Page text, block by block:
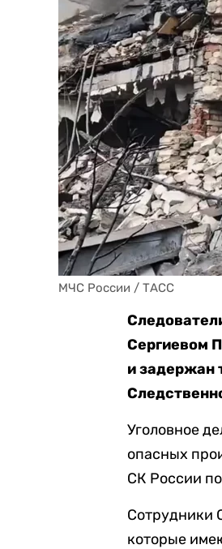
МЧС России / ТАСС
Сергиевом
и задержан
Уголовное
опасных
СК России
Сотрудники
которые